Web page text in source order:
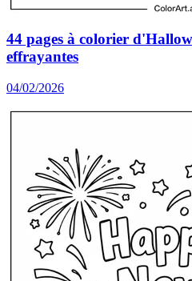
44 pages à colorier
effrayantes
04/02/2026